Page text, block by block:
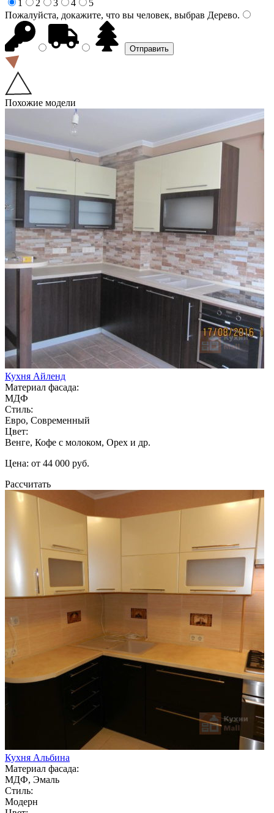
1
2 3 4
5
Пожалуйста, докажите, что вы человек, выбрав Дерево.
Похожие модели
Кухня Айленд
Материал фасада:
МДФ
Стиль:
Евро, Современный
Цвет:
Венге, Кофе с молоком, Орех и др.
Цена: от 44 000 руб.
Рассчитать
Кухня Альбина
Материал фасада:
МДФ, Эмаль
Стиль:
Модерн